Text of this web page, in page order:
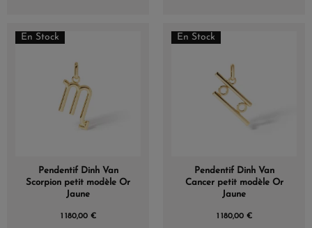
En Stock
Pendentif Dinh Van
Scorpion petit modèle Or
Jaune
1 180,00 €
En Stock
Pendentif Dinh Van
Cancer petit modèle Or
Jaune
1 180,00 €